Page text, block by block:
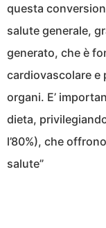
questa
salute generale,
generato, che è
cardiovascolare e
organi. E’
dieta,
l’80%), che
salute”